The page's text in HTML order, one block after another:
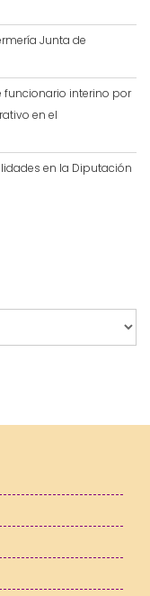
Junta de
funcionario interino por
en el
en la Diputación